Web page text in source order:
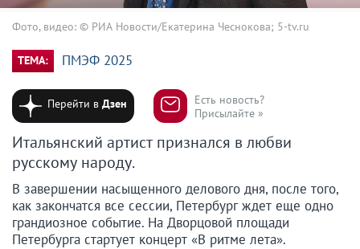
Фото, видео: © РИА Новости/Екатерина Чеснокова; 5-tv.ru
ТЕМА: ПМЭФ 2025
Перейти вДзен
Есть новость?
Присылайте »
Итальянский артист признался в любви
русскому народу.
В завершении насыщенного делового дня, после того,
как закончатся все сессии, Петербург ждет еще одно
грандиозное событие. На Дворцовой площади
Петербурга стартует концерт «В ритме лета».